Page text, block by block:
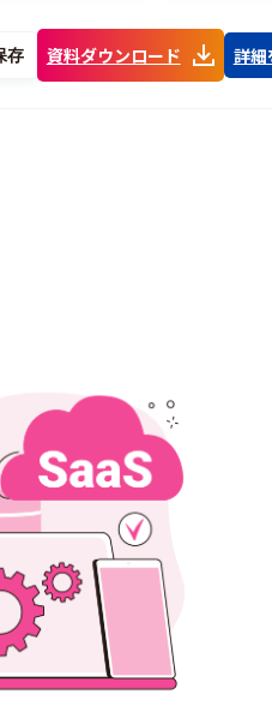
存 資料ダウンロード 詳細